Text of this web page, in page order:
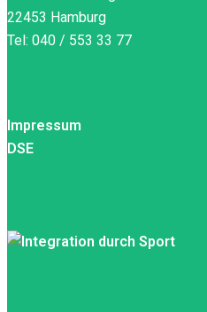
22453 Hamburg
Tel: 040 / 553 33 77
Impressum
DSE